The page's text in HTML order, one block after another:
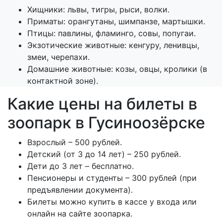
Хищники: львы, тигры, рыси, волки.
Приматы: орангутаны, шимпанзе, мартышки.
Птицы: павлины, фламинго, совы, попугаи.
Экзотические животные: кенгуру, ленивцы,
змеи, черепахи.
Домашние животные: козы, овцы, кролики (в
контактной зоне).
Какие цены на билеты в
зоопарк в Гусиноозёрске
Взрослый – 500 рублей.
Детский (от 3 до 14 лет) – 250 рублей.
Дети до 3 лет – бесплатно.
Пенсионеры и студенты – 300 рублей (при
предъявлении документа).
Билеты можно купить в кассе у входа или
онлайн на сайте зоопарка.